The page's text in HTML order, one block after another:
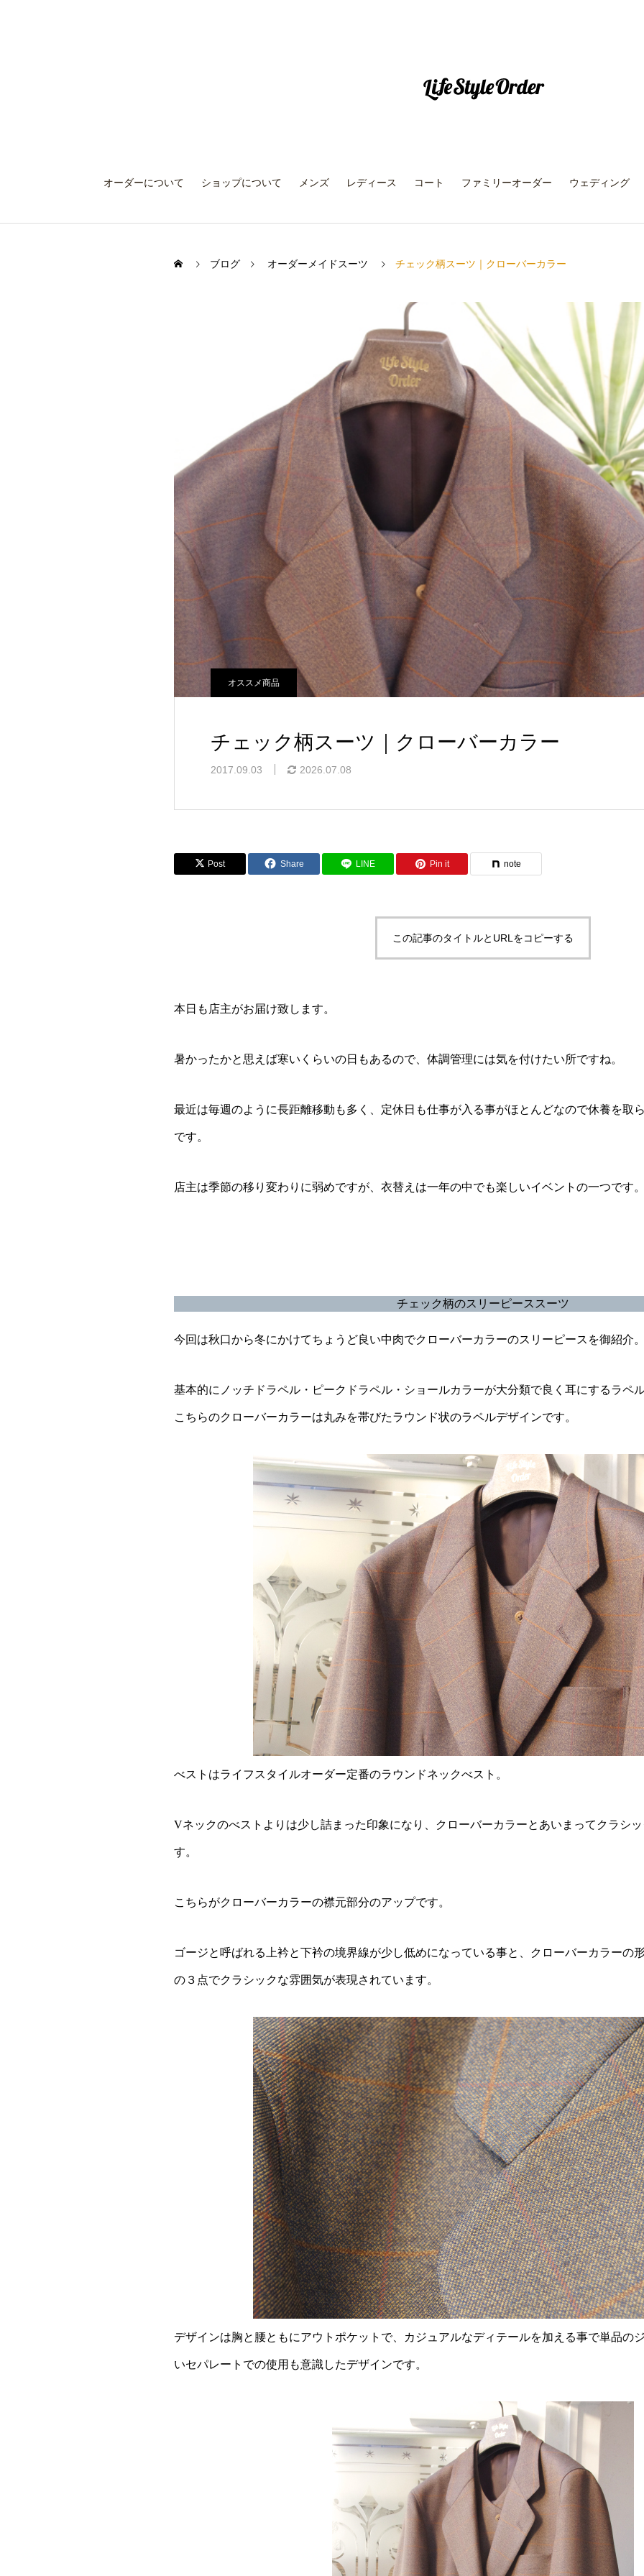
オーダーについて ショップについて メンズ レディース コート ファミリーオーダー ウェディング
ブログ オーダーメイドスーツ チェック柄スーツ｜クローバーカラー
オススメ商品
チェック柄スーツ｜クローバーカラー
2017.09.03 2026.07.08
Post Share LINE Pin it note
この記事のタイトルとURLをコピーする
本日も店主がお届け致します。
暑かったかと思えば寒いくらいの日もあるので、体調管理には気を付けたい所ですね。
最近は毎週のように長距離移動も多く、定休日も仕事が入る事がほとんどなので休養を取
です。
店主は季節の移り変わりに弱めですが、衣替えは一年の中でも楽しいイベントの一つです。
チェック柄のスリーピーススーツ
今回は秋口から冬にかけてちょうど良い中肉でクローバーカラーのスリーピースを御紹介。
基本的にノッチドラペル・ピークドラペル・ショールカラーが大分類で良く耳にするラペ
こちらのクローバーカラーは丸みを帯びたラウンド状のラペルデザインです。
べストはライフスタイルオーダー定番のラウンドネックべスト。
Vネックのべストよりは少し詰まった印象になり、クローバーカラーとあいまってクラシ
す。
こちらがクローバーカラーの襟元部分のアップです。
ゴージと呼ばれる上衿と下衿の境界線が少し低めになっている事と、クローバーカラーの
の３点でクラシックな雰囲気が表現されています。
デザインは胸と腰ともにアウトポケットで、カジュアルなディテールを加える事で単品の
いセパレートでの使用も意識したデザインです。